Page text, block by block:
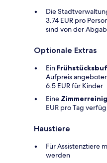
Die
3.74 EUR pro
sind von der
Optionale Extras
Ein
Aufpreis
6.5 EUR für Kinder
Eine
EUR pro Tag
Haustiere
Für Assistenztiere
werden